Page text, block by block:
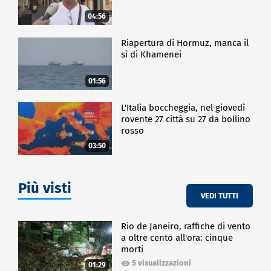
04:56
01:56
Riapertura di Hormuz, manca il
sì di Khamenei
03:50
L'Italia boccheggia, nel giovedì
rovente 27 città su 27 da bollino
rosso
Più visti VEDI TUTTI
01:29
Rio de Janeiro, raffiche di vento
a oltre cento all'ora: cinque
morti
5 visualizzazioni